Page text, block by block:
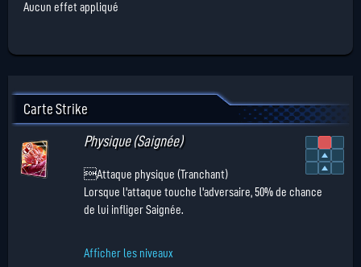
Aucun effet appliqué
Carte Strike
Physique (Saignée)
Attaque physique (Tranchant)
Lorsque l'attaque touche l'adversaire, 50% de chance
de lui infliger Saignée.
Afficher les niveaux